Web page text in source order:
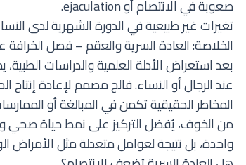
صعوبة في الانتصام أو ejaculation.
تغيرات غير طبيعية في الدورة الشهرية لدى
الخلاصة: العادة السرية والعقم – فصل
بعد استعراض الأدلة العلمية والدراسات الطبية،
عند الرجال أو النساء. فالج مصمم لإعادة إنتاج
المخاطر الحقيقية تكمن في المبالغة أو
من الخوف، يُفضل التركيز على نمط حياة صحي
واحدة، بل نتيجة لعوامل متعدلة مثل الأمراض